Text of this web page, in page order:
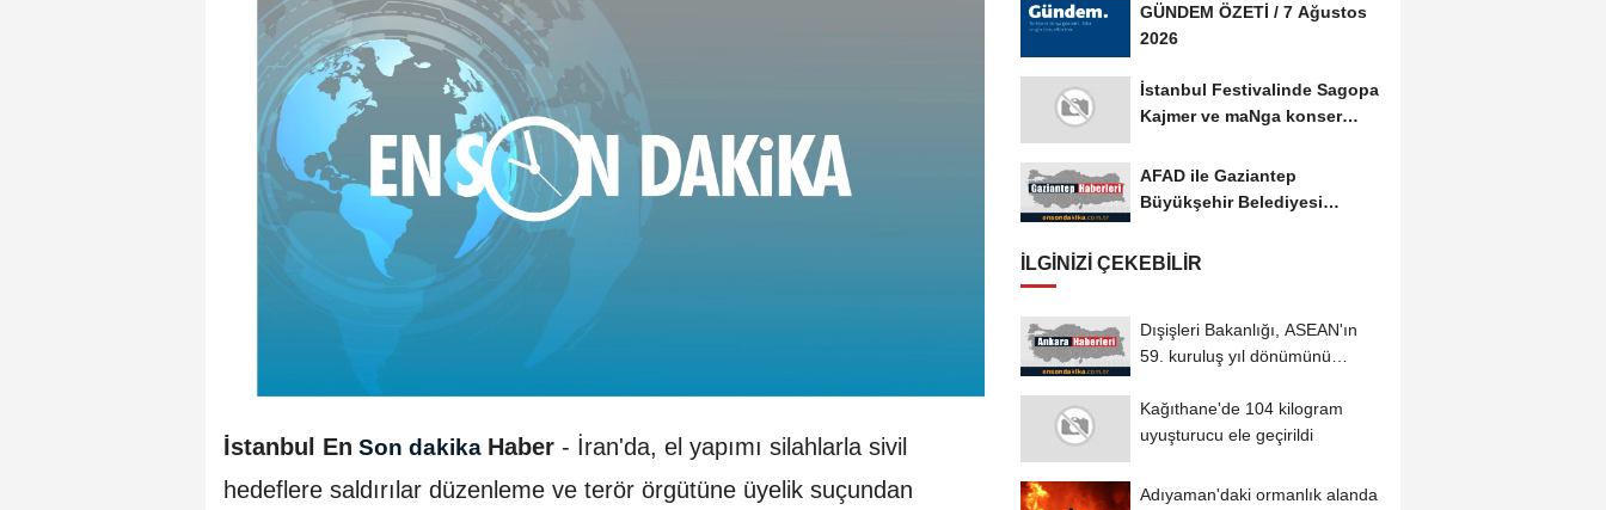
İstanbul En Son dakika Haber - İran'da, el yapımı silahlarla sivil
hedeflere saldırılar düzenleme ve terör örgütüne üyelik suçundan
GÜNDEM ÖZETİ / 7 Ağustos
2026
İstanbul Festivalinde Sagopa
Kajmer ve maNga konser
AFAD ile Gaziantep
Büyükşehir Belediyesi
İLGINIZI ÇEKEBILIR
Dışişleri Bakanlığı, ASEAN'ın
59. kuruluş yıl dönümünü
Kağıthane'de 104 kilogram
uyuşturucu ele geçirildi
Adıyaman'daki ormanlık alanda